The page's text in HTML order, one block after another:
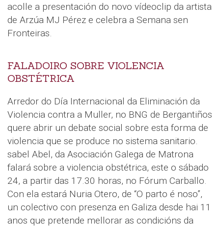
acolle a presentación do novo vídeoclip da artista
de Arzúa MJ Pérez e celebra a Semana sen
Fronteiras.
FALADOIRO SOBRE VIOLENCIA
OBSTÉTRICA
Arredor do Día Internacional da Eliminación da
Violencia contra a Muller, no BNG de Bergantiños
quere abrir un debate social sobre esta forma de
violencia que se produce no sistema sanitario.
sabel Abel, da Asociación Galega de Matrona
falará sobre a violencia obstétrica, este o sábado
24, a partir das 17.30 horas, no Fórum Carballo.
Con ela estará Nuria Otero, de “O parto é noso”,
un colectivo con presenza en Galiza desde hai 11
anos que pretende mellorar as condicións da